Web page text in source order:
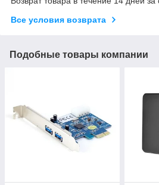
Все условия возврата
Подобные товары компании